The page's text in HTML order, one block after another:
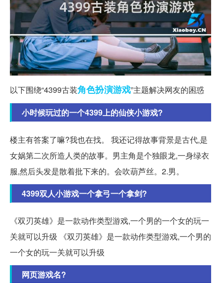
以下围绕“4399古装角色扮演游戏”主题解决网友的困惑
小时候玩过的一个4399上的仙侠小游戏?
楼主有答案了嘛?我也在找。 我还记得故事背景是古代,是
女娲第二次所造人类的故事。男主角是个独眼龙,一身绿衣
服,然后头发是散着批下来的。会吹葫芦丝。2.男。
4399双人小游戏一个拿弓一个拿剑?
《双刃英雄》是一款动作类型游戏,一个男的一个女的玩一
关就可以升级 《双刃英雄》是一款动作类型游戏,一个男的
一个女的玩一关就可以升级
网页游戏名?